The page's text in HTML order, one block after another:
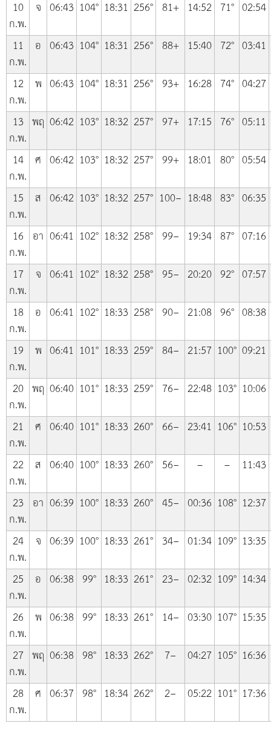
10
ก.พ.
จ 06:43 104° 18:31 256° 81+ 14:52 71° 02:54
11
ก.พ.
อ 06:43 104° 18:31 256° 88+ 15:40 72° 03:41
12
ก.พ.
พ 06:43 104° 18:31 256° 93+ 16:28 74° 04:27
13
ก.พ.
พฤ 06:42 103° 18:32 257° 97+ 17:15 76° 05:11
14
ก.พ.
ศ 06:42 103° 18:32 257° 99+ 18:01 80° 05:54
15
ก.พ.
ส 06:42 103° 18:32 257° 100− 18:48 83° 06:35
16
ก.พ.
อา 06:41 102° 18:32 258° 99− 19:34 87° 07:16
17
ก.พ.
จ 06:41 102° 18:32 258° 95− 20:20 92° 07:57
18
ก.พ.
อ 06:41 102° 18:33 258° 90− 21:08 96° 08:38
19
ก.พ.
พ 06:41 101° 18:33 259° 84− 21:57 100° 09:21
20
ก.พ.
พฤ 06:40 101° 18:33 259° 76− 22:48 103° 10:06
21
ก.พ.
ศ 06:40 101° 18:33 260° 66− 23:41 106° 10:53
22
ก.พ.
ส 06:40 100° 18:33 260° 56− – –
11:43
23
ก.พ.
อา 06:39 100° 18:33 260° 45− 00:36 108° 12:37
24
ก.พ.
จ 06:39 100° 18:33 261° 34− 01:34 109° 13:35
25
ก.พ.
อ 06:38 99° 18:33 261° 23− 02:32 109° 14:34
26
ก.พ.
พ 06:38 99° 18:33 261° 14− 03:30 107° 15:35
27
ก.พ.
พฤ 06:38 98° 18:33 262° 7− 04:27 105° 16:36
28
ก.พ.
ศ 06:37 98° 18:34 262° 2− 05:22 101° 17:36